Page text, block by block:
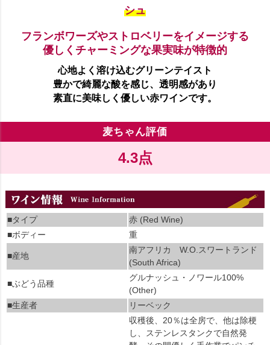
シュ
フランボワーズやストロベリーをイメージする
優しくチャーミングな果実味が特徴的
心地よく溶け込むグリーンテイスト
豊かで綺麗な酸を感じ、透明感があり
素直に美味しく優しい赤ワインです。
麦ちゃん評価
4.3点
■タイプ
赤 (Red Wine)
■ボディー
重
■産地
南アフリカ W.O.スワートランド
(South Africa)
■ぶどう品種
グルナッシュ・ノワール100%
(Other)
■生産者
リーベック
収穫後、20％は全房で、他は除梗
し、ステンレスタンクで自然発